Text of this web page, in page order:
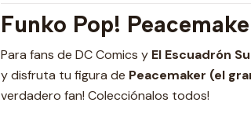
Funko Pop!
Para fans de DC Comics y El Escuadrón
y disfruta tu figura de Peacemaker (el
verdadero fan! Colecciónalos todos!